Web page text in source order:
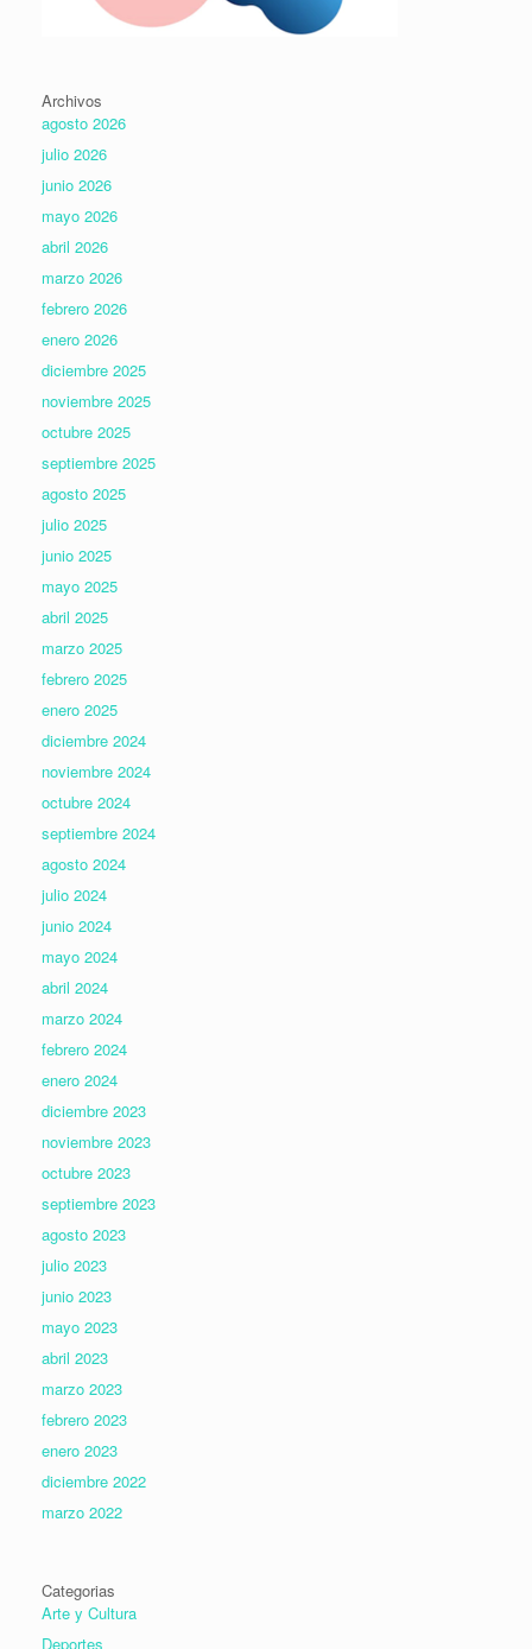
Archivos
agosto 2026
julio 2026
junio 2026
mayo 2026
abril 2026
marzo 2026
febrero 2026
enero 2026
diciembre 2025
noviembre 2025
octubre 2025
septiembre 2025
agosto 2025
julio 2025
junio 2025
mayo 2025
abril 2025
marzo 2025
febrero 2025
enero 2025
diciembre 2024
noviembre 2024
octubre 2024
septiembre 2024
agosto 2024
julio 2024
junio 2024
mayo 2024
abril 2024
marzo 2024
febrero 2024
enero 2024
diciembre 2023
noviembre 2023
octubre 2023
septiembre 2023
agosto 2023
julio 2023
junio 2023
mayo 2023
abril 2023
marzo 2023
febrero 2023
enero 2023
diciembre 2022
marzo 2022
Categorias
Arte y Cultura
Deportes